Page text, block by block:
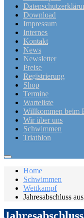
Download
Impressum
Internes
Kontakt
News
Newsletter
Preise
Registrierung
Shop
Termine
Warteliste
Willkommen beim
Wir über uns
Schwimmen
Triathlon
Home
Schwimmen
Wettkampf
Jahresabschluss